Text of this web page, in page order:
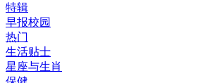
特辑
早报校园
热门
生活贴士
星座与生肖